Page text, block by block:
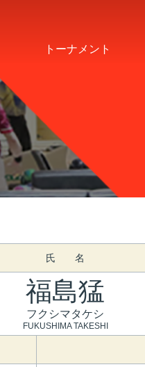
トーナメント
氏 名
福島猛
フクシマタケシ
FUKUSHIMA TAKESHI